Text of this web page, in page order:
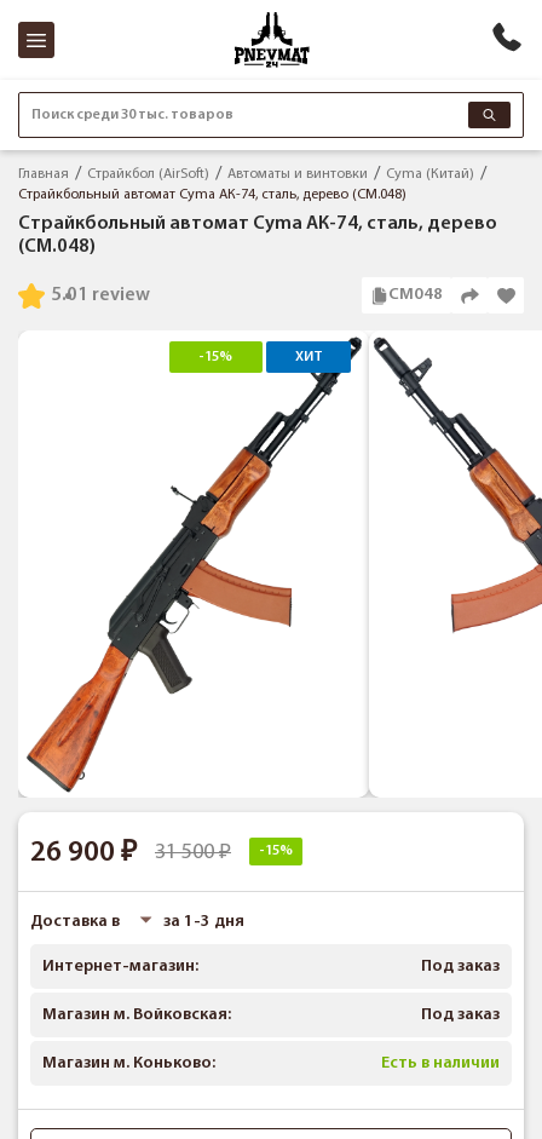
Поиск среди 30 тыс. товаров
Главная Страйкбол (AirSoft) Автоматы и винтовки
Cyma (Китай)
Страйкбольный автомат Cyma АК-74, сталь, дерево (CM.048)
Страйкбольный автомат Cyma АК-74, сталь, дерево
(CM.048)
1 review
5.0 CM048
-15% ХИТ
26 900 31 500 -15%
Доставка в за 1-3 дня
Интернет-магазин: Под заказ
Магазин м. Войковская: Под заказ
Магазин м. Коньково: Есть в наличии